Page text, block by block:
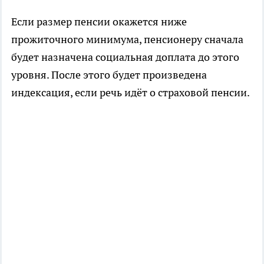
Если размер пенсии окажется ниже
прожиточного минимума, пенсионеру сначала
будет назначена социальная доплата до этого
уровня. После этого будет произведена
индексация, если речь идёт о страховой пенсии.